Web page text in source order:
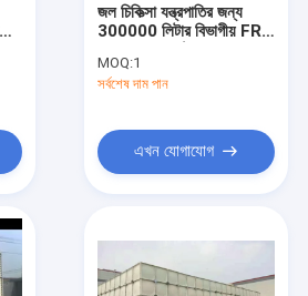
জল চিকিত্সা যন্ত্রপাতির জন্য
300000 লিটার বিভাগীয় FRP
MOQ:1
সর্বশেষ দাম পান
এখন যোগাযোগ